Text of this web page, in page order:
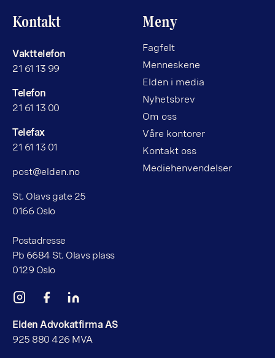
Kontakt
Vakttelefon
21 61 13 99
Telefon
21 61 13 00
Telefax
21 61 13 01
post@elden.no
St. Olavs gate 25
0166 Oslo
Postadresse
Pb 6684 St. Olavs plass
0129 Oslo
Elden Advokatfirma AS
925 880 426 MVA
Meny
Fagfelt
Menneskene
Elden i media
Nyhetsbrev
Om oss
Våre kontorer
Kontakt oss
Mediehenvendelser